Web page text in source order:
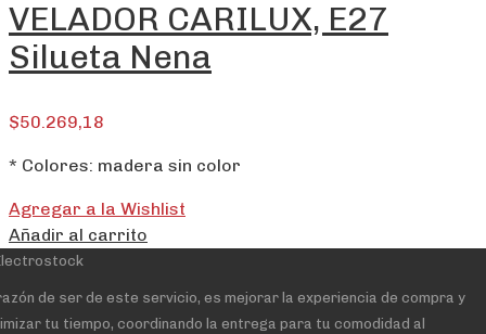
VELADOR CARILUX, E27
Silueta Nena
$50.269,18
* Colores: madera sin color
Agregar a la Wishlist
Añadir al carrito
de ser de este servicio, es mejorar la experiencia de compra y
tu tiempo, coordinando la entrega para tu comodidad al